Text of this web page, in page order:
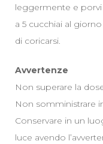
leggermente e porvi
a 5 cucchiai al
di coricarsi.
Avvertenze
Non superare la
Non somministrare
Conservare in un
luce avendo